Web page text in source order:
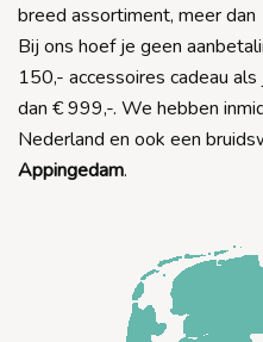
breed assortiment, meer
Bij ons hoef je geen
150,- accessoires cadeau
dan € 999,-. We hebben
Nederland en ook een
Appingedam.